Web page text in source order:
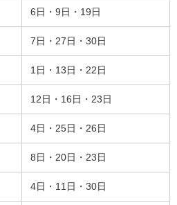
6日・9日・19日
7日・27日・30日
1日・13日・22日
12日・16日・23日
4日・25日・26日
8日・20日・23日
4日・11日・30日